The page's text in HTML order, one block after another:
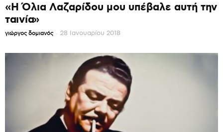
«Η Όλια Λαζαρίδου μου υπέβαλε αυτή την
ταινία»
γιώργος δομιανός - 28 Ιανουαρίου 2018